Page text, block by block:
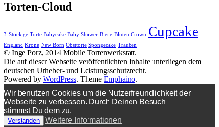
Torten-Cloud
3-Stöckige Torte Babycake Baby Shower Biene Blüten Crown Cupcake
England Krone New Born Obsttorte Spongecake Trauben
© Inge Porz, 2014 Mobile Tortenwerkstatt.
Die auf dieser Webseite veröffentlichten Inhalte unterliegen dem
deutschen Urheber- und Leistungsschutzrecht.
Powered by WordPress. Theme Emphaino.
Wir benutzen Cookies um die Nutzerfreundlichkeit der
Webseite zu verbessen. Durch Deinen Besuch
stimmst Du dem zu.
Verstanden Weitere Informationen